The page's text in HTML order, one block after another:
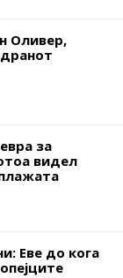
Оливер,
за
видел
Еве до кога